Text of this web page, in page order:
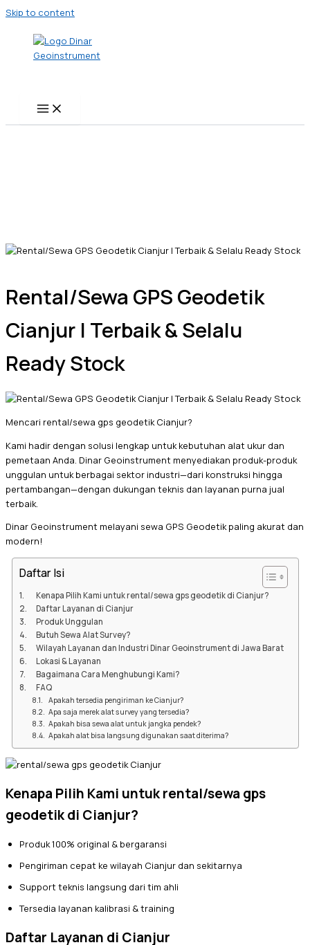
Skip to content
Rental/Sewa GPS Geodetik
Cianjur | Terbaik & Selalu
Ready Stock
Mencari rental/sewa gps geodetik Cianjur?
Kami hadir dengan solusi lengkap untuk kebutuhan alat ukur dan
pemetaan Anda. Dinar Geoinstrument menyediakan produk-produk
unggulan untuk berbagai sektor industri—dari konstruksi hingga
pertambangan—dengan dukungan teknis dan layanan purna jual
terbaik.
Dinar Geoinstrument melayani sewa GPS Geodetik paling akurat dan
modern!
Daftar Isi
Kenapa Pilih Kami untuk rental/sewa gps geodetik di Cianjur?
Daftar Layanan di Cianjur
Produk Unggulan
Butuh Sewa Alat Survey?
Wilayah Layanan dan Industri Dinar Geoinstrument di Jawa Barat
Lokasi & Layanan
Bagaimana Cara Menghubungi Kami?
FAQ
Apakah tersedia pengiriman ke Cianjur?
Apa saja merek alat survey yang tersedia?
Apakah bisa sewa alat untuk jangka pendek?
Apakah alat bisa langsung digunakan saat diterima?
Kenapa Pilih Kami untuk rental/sewa gps
geodetik di Cianjur?
Produk 100% original & bergaransi
Pengiriman cepat ke wilayah Cianjur dan sekitarnya
Support teknis langsung dari tim ahli
Tersedia layanan kalibrasi & training
Daftar Layanan di Cianjur